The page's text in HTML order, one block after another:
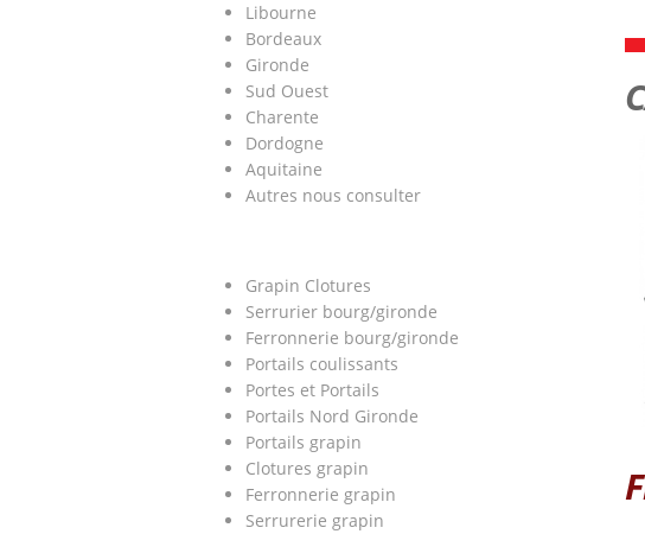
Libourne
Bordeaux
Gironde
Sud Ouest
Charente
Dordogne
Aquitaine
Autres nous consulter
Grapin Clotures
Serrurier bourg/gironde
Ferronnerie bourg/gironde
Portails coulissants
Portes et Portails
Portails Nord Gironde
Portails grapin
Clotures grapin
Ferronnerie grapin
Serrurerie grapin